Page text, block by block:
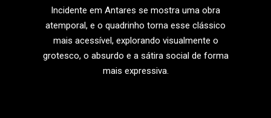
Incidente em Antares se mostra uma obra
atemporal, e o quadrinho torna esse clássico
mais acessível, explorando visualmente o
grotesco, o absurdo e a sátira social de forma
mais expressiva.